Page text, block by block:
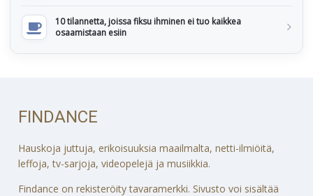
10 tilannetta, joissa fiksu ihminen ei tuo kaikkea
osaamistaan esiin
FINDANCE
Hauskoja juttuja, erikoisuuksia maailmalta, netti-ilmiöitä,
leffoja, tv-sarjoja, videopelejä ja musiikkia.
Findance on rekisteröity tavaramerkki. Sivusto voi sisältää